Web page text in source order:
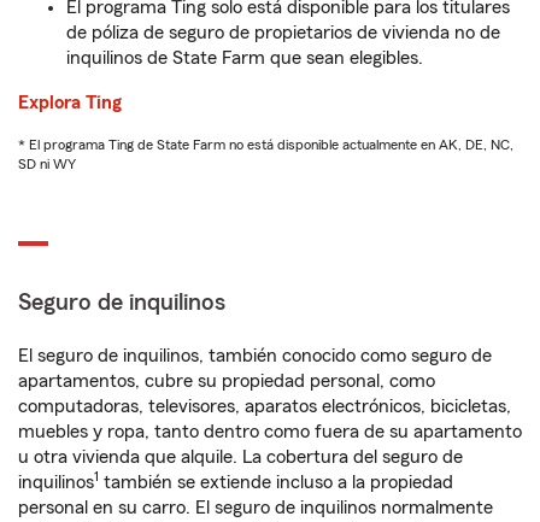
El programa Ting solo está disponible para los titulares
de póliza de seguro de propietarios de vivienda no de
inquilinos de State Farm que sean elegibles.
Explora Ting
* El programa Ting de State Farm no está disponible actualmente en AK, DE, NC,
SD ni WY
Seguro de inquilinos
El seguro de inquilinos, también conocido como seguro de
apartamentos, cubre su propiedad personal, como
computadoras, televisores, aparatos electrónicos, bicicletas,
muebles y ropa, tanto dentro como fuera de su apartamento
u otra vivienda que alquile. La cobertura del seguro de
inquilinos1 también se extiende incluso a la propiedad
personal en su carro. El seguro de inquilinos normalmente